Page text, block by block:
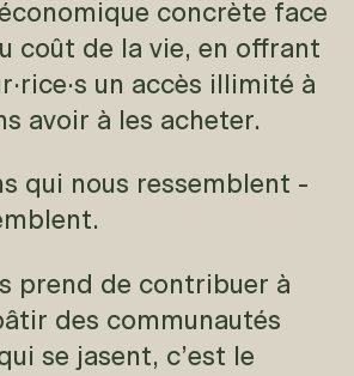
concrète face
coût de la vie, en offrant
un accès illimité à
avoir à les acheter.
qui nous ressemblent -
prend de contribuer à
des communautés
se jasent, c’est le